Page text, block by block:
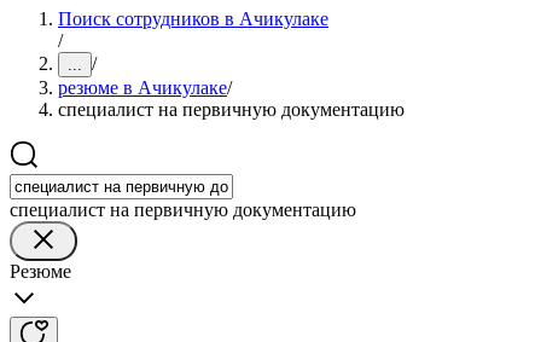
Поиск сотрудников в Ачикулаке
/
... /
резюме в Ачикулаке/
специалист на первичную документацию
специалист на первичную документацию
Резюме